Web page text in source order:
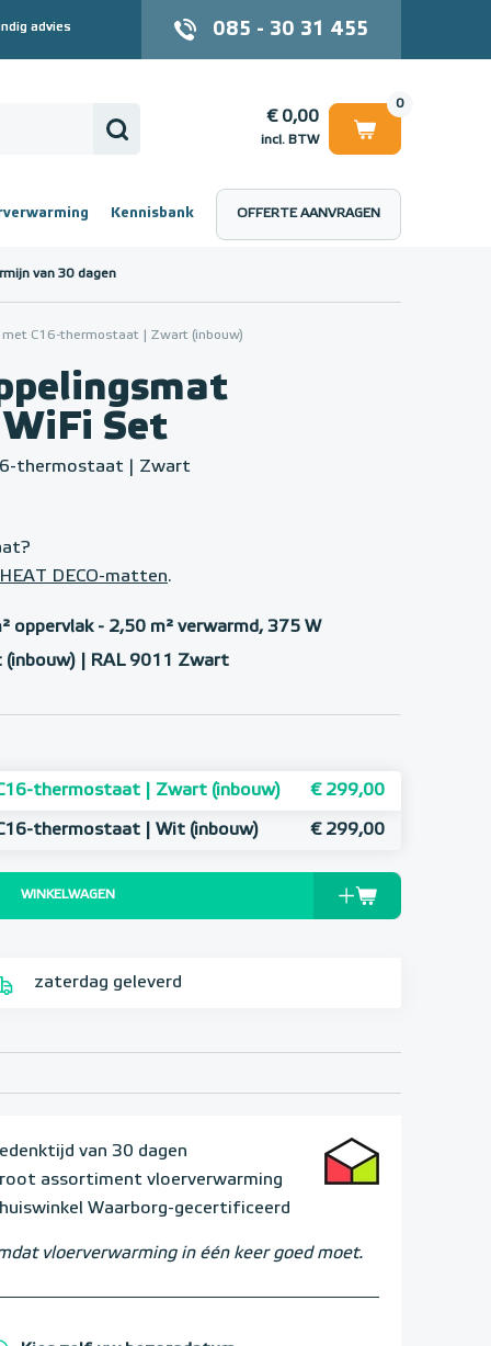
advies 085 - 30 31 455
0
€ 0,00
incl. BTW
€ 0,00
Kennisbank OFFERTE AANVRAGEN
van 30 dagen
C16-thermostaat | Zwart (inbouw)
Set
thermostaat | Zwart
DECO-matten.
oppervlak - 2,50 m² verwarmd, 375 W
| RAL 9011 Zwart
thermostaat | Zwart (inbouw) € 299,00
thermostaat | Wit (inbouw) € 299,00
WINKELWAGEN
zaterdag geleverd
van 30 dagen
assortiment vloerverwarming
Waarborg-gecertificeerd
vloerverwarming in één keer goed moet.